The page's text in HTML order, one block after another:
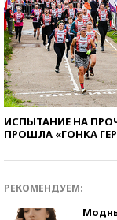
ИСПЫТАНИЕ НА
ПРОШЛА «ГОНКА
РЕКОМЕНДУЕМ: